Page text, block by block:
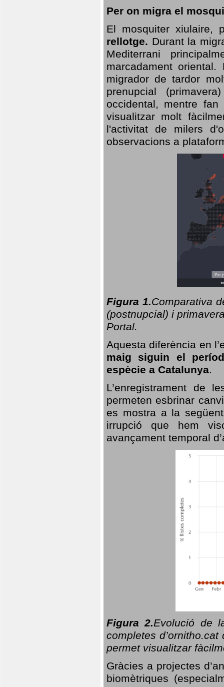
Per on migra el
El mosquiter xiulaire,
rellotge. Durant la
Mediterrani
marcadament
migrador de tardor
prenupcial
occidental, mentre
visualitzar molt
l'activitat de milers
observacions a
Figura 1.Comparativa
(postnupcial) i
Portal.
Aquesta diferència en
maig siguin el
espècie a Catalunya.
L’enregistrament de
permeten esbrinar
es mostra a la
irrupció que hem
avançament temporal
Figura 2.Evolució de
completes
permet visualitzar
Gràcies a projectes
biomètriques